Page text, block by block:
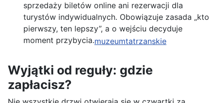
sprzedaży biletów online ani rezerwacji dla
turystów indywidualnych. Obowiązuje zasada „kto
pierwszy, ten lepszy”, a o wejściu decyduje
moment przybycia.muzeumtatrzanskie
Wyjątki od reguły: gdzie
zapłacisz?